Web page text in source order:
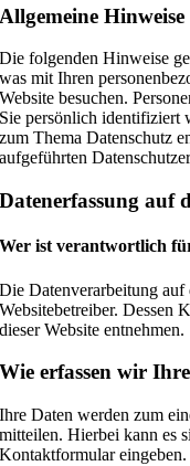
Allgemeine Hinweise
Die folgenden Hinweise
was mit Ihren
Website besuchen.
Sie persönlich identifiziert
zum Thema Datenschutz
aufgeführten
Datenerfassung auf
Wer ist verantwortlich
Die Datenverarbeitung auf
Websitebetreiber. Dessen
dieser Website entnehmen.
Wie erfassen wir
Ihre Daten werden zum
mitteilen. Hierbei kann es
Kontaktformular eingeben.